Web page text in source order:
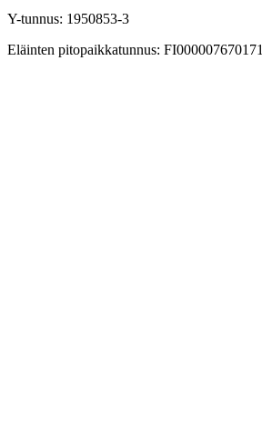
Y-tunnus: 1950853-3
Eläinten pitopaikkatunnus: FI000007670171